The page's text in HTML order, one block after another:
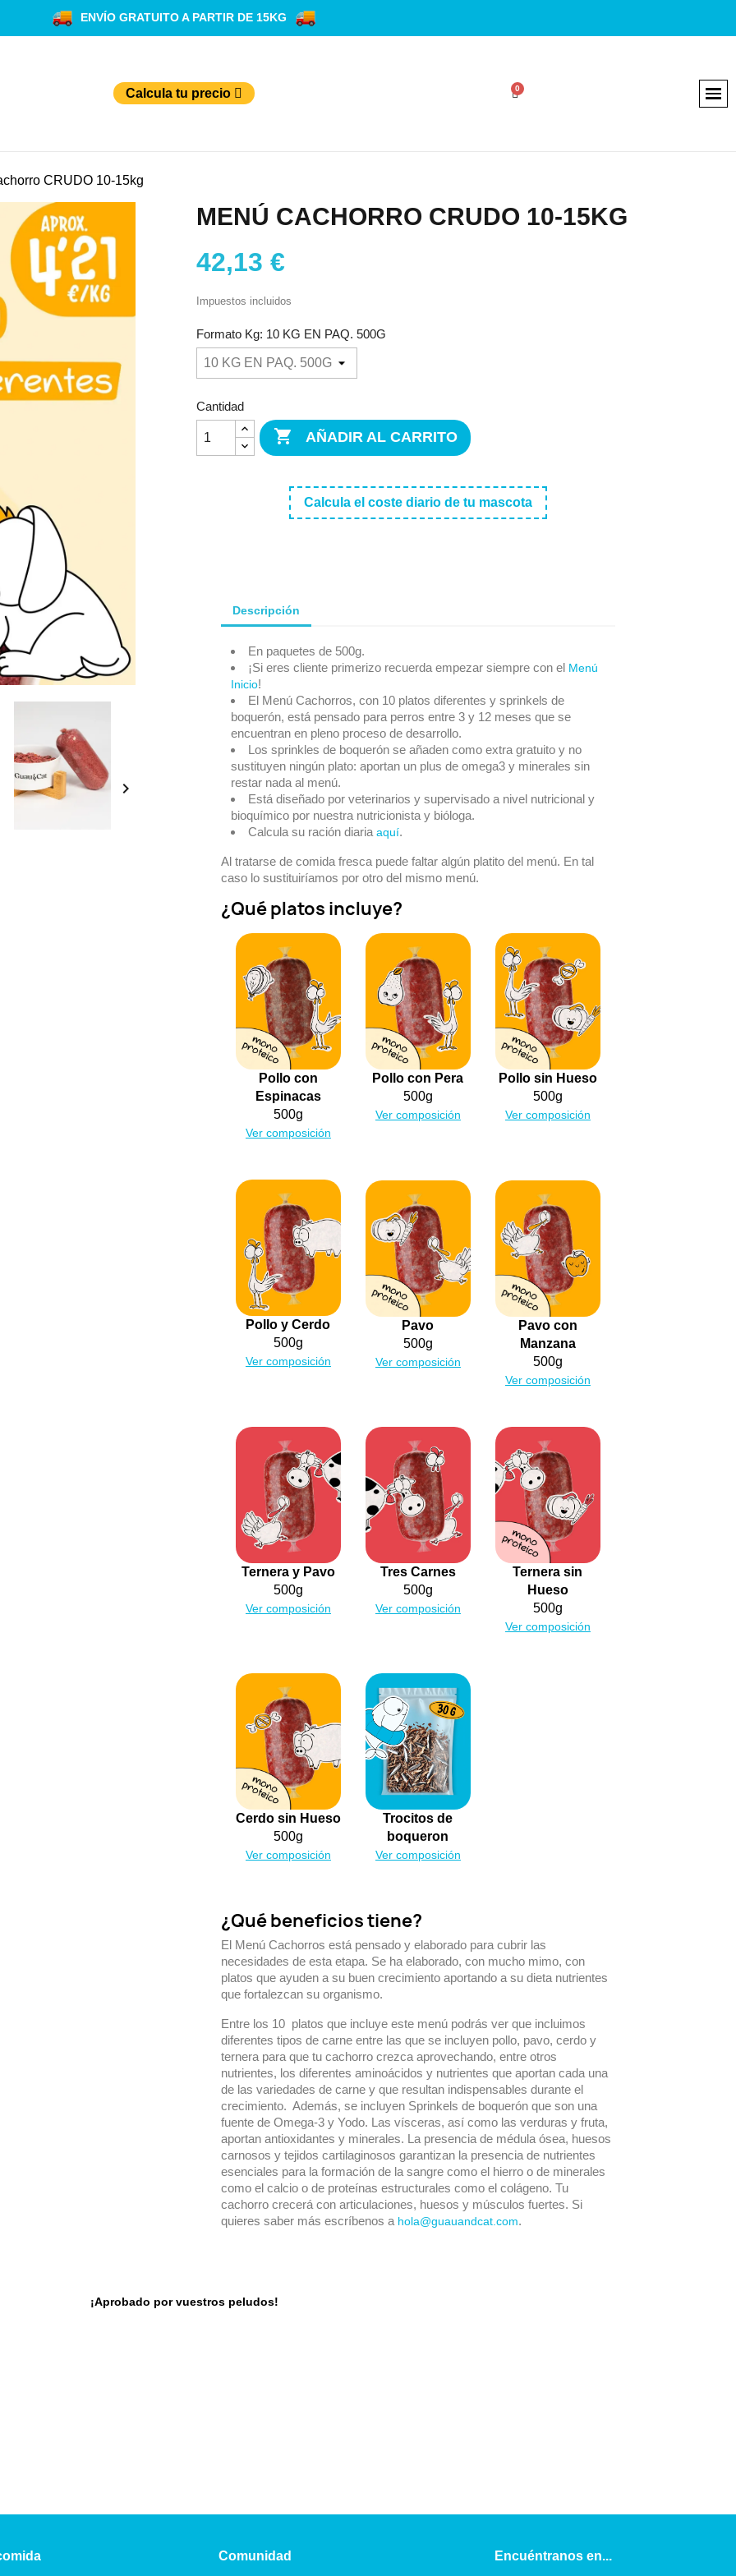
ENVÍO GRATUITO A PARTIR DE 15KG
Calcula tu precio
CRUDO 10-15kg

MENÚ CACHORRO CRUDO 10-15KG
42,13 €
Impuestos incluidos
Formato Kg: 10 KG EN PAQ. 500G
Cantidad
 AÑADIR AL CARRITO
Calcula el coste diario de tu mascota
Descripción
En paquetes de 500g.
¡Si eres cliente primerizo recuerda empezar siempre con el Menú
Inicio!
El Menú Cachorros, con 10 platos diferentes y sprinkels de
boquerón, está pensado para perros entre 3 y 12 meses que se
encuentran en pleno proceso de desarrollo.
Los sprinkles de boquerón se añaden como extra gratuito y no
sustituyen ningún plato: aportan un plus de omega3 y minerales sin
restar nada al menú.
Está diseñado por veterinarios y supervisado a nivel nutricional y
bioquímico por nuestra nutricionista y bióloga.
Calcula su ración diaria aquí.
Al tratarse de comida fresca puede faltar algún platito del menú. En tal
caso lo sustituiríamos por otro del mismo menú.
¿Qué platos incluye?
Pollo con
Espinacas
500g
Ver composición
Pollo con Pera
500g
Ver composición
Pollo sin Hueso
500g
Ver composición
Pollo y Cerdo
500g
Ver composición
Pavo
500g
Ver composición
Pavo con
Manzana
500g
Ver composición
Ternera y Pavo
500g
Ver composición
Tres Carnes
500g
Ver composición
Ternera sin
Hueso
500g
Ver composición
Cerdo sin Hueso
500g
Ver composición
Trocitos de
boqueron
Ver composición
¿Qué beneficios tiene?
El Menú Cachorros está pensado y elaborado para cubrir las
necesidades de esta etapa. Se ha elaborado, con mucho mimo, con
platos que ayuden a su buen crecimiento aportando a su dieta nutrientes
que fortalezcan su organismo.
Entre los 10 platos que incluye este menú podrás ver que incluimos
diferentes tipos de carne entre las que se incluyen pollo, pavo, cerdo y
ternera para que tu cachorro crezca aprovechando, entre otros
nutrientes, los diferentes aminoácidos y nutrientes que aportan cada una
de las variedades de carne y que resultan indispensables durante el
crecimiento. Además, se incluyen Sprinkels de boquerón que son una
fuente de Omega-3 y Yodo. Las vísceras, así como las verduras y fruta,
aportan antioxidantes y minerales. La presencia de médula ósea, huesos
carnosos y tejidos cartilaginosos garantizan la presencia de nutrientes
esenciales para la formación de la sangre como el hierro o de minerales
como el calcio o de proteínas estructurales como el colágeno. Tu
cachorro crecerá con articulaciones, huesos y músculos fuertes. Si
quieres saber más escríbenos a hola@guauandcat.com.
¡Aprobado por vuestros peludos!
Comunidad Encuéntranos en...